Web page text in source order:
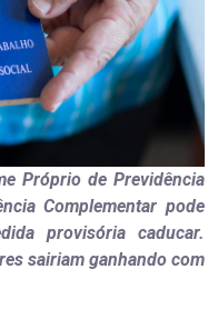
Próprio de Previdência
Complementar pode
provisória caducar.
sairiam ganhando com